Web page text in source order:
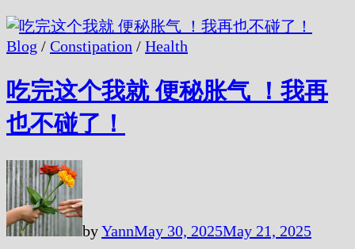
Blog / Constipation / Health
吃完这个我就 便秘胀气 ！我再
也不碰了！
byYannMay 30, 2025May 21, 2025